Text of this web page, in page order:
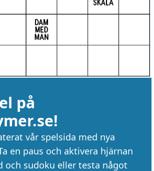
på
vår spelsida med nya
en paus och aktivera hjärnan
och sudoku eller testa något